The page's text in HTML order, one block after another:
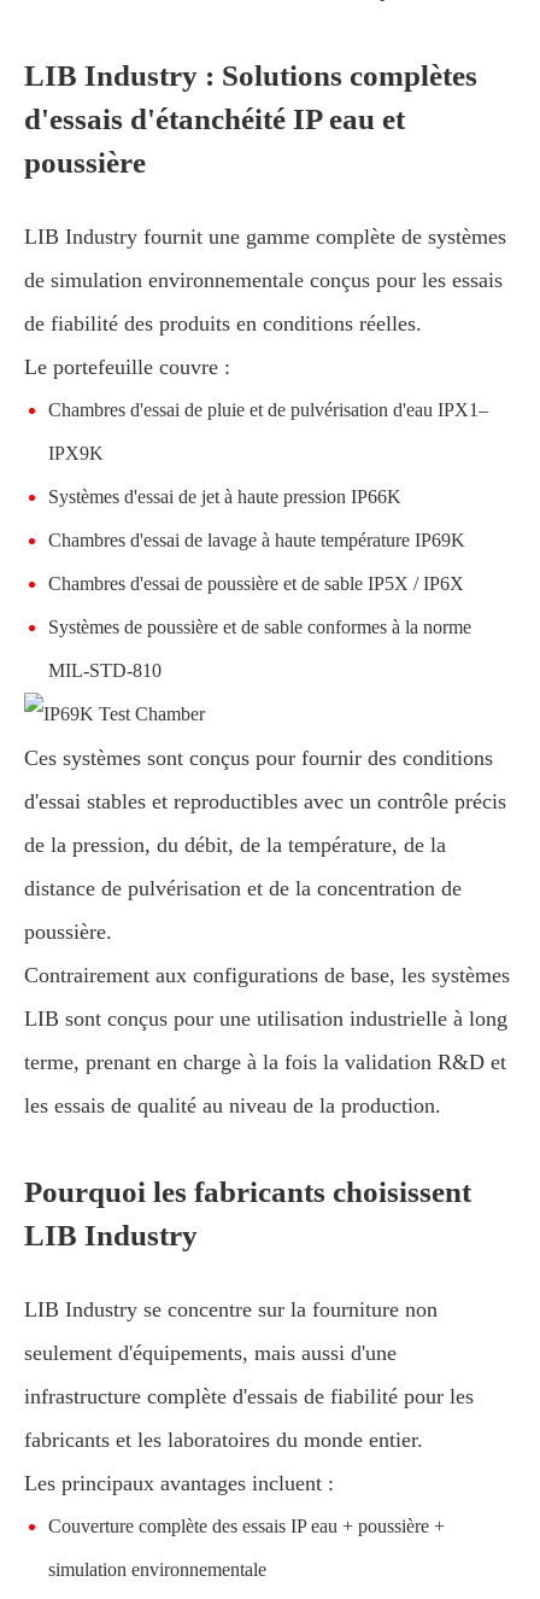
LIB Industry : Solutions complètes
d'essais d'étanchéité IP eau et
poussière
LIB Industry fournit une gamme complète de systèmes
de simulation environnementale conçus pour les essais
de fiabilité des produits en conditions réelles.
Le portefeuille couvre :
Chambres d'essai de pluie et de pulvérisation d'eau IPX1–
IPX9K
Systèmes d'essai de jet à haute pression IP66K
Chambres d'essai de lavage à haute température IP69K
Chambres d'essai de poussière et de sable IP5X / IP6X
Systèmes de poussière et de sable conformes à la norme
MIL-STD-810
Ces systèmes sont conçus pour fournir des conditions
d'essai stables et reproductibles avec un contrôle précis
de la pression, du débit, de la température, de la
distance de pulvérisation et de la concentration de
poussière.
Contrairement aux configurations de base, les systèmes
LIB sont conçus pour une utilisation industrielle à long
terme, prenant en charge à la fois la validation R&D et
les essais de qualité au niveau de la production.
Pourquoi les fabricants choisissent
LIB Industry
LIB Industry se concentre sur la fourniture non
seulement d'équipements, mais aussi d'une
infrastructure complète d'essais de fiabilité pour les
fabricants et les laboratoires du monde entier.
Les principaux avantages incluent :
Couverture complète des essais IP eau + poussière +
simulation environnementale